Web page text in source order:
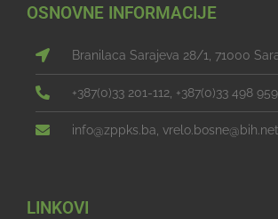
OSNOVNE INFORMACIJE
Branilaca Sarajeva 28/1, 71000
+387(0)33 201-112, +387(0)33 498 959
info@zppks.ba,
LINKOVI